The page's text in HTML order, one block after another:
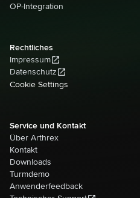
OP-Integration
Rechtliches
Impressum
Datenschutz
Cookie Settings
Service und Kontakt
Über Arthrex
Kontakt
Downloads
Turmdemo
Anwenderfeedback